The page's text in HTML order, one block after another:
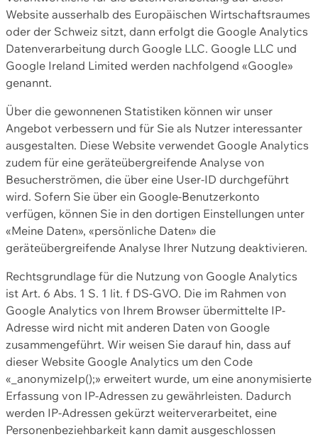
Website ausserhalb des Europäischen Wirtschaftsraumes
oder der Schweiz sitzt, dann erfolgt die Google Analytics
Datenverarbeitung durch Google LLC. Google LLC und
Google Ireland Limited werden nachfolgend «Google»
genannt.
Über die gewonnenen Statistiken können wir unser
Angebot verbessern und für Sie als Nutzer interessanter
ausgestalten. Diese Website verwendet Google Analytics
zudem für eine geräteübergreifende Analyse von
Besucherströmen, die über eine User-ID durchgeführt
wird. Sofern Sie über ein Google-Benutzerkonto
verfügen, können Sie in den dortigen Einstellungen unter
«Meine Daten», «persönliche Daten» die
geräteübergreifende Analyse Ihrer Nutzung deaktivieren.
Rechtsgrundlage für die Nutzung von Google Analytics
ist Art. 6 Abs. 1 S. 1 lit. f DS-GVO. Die im Rahmen von
Google Analytics von Ihrem Browser übermittelte IP-
Adresse wird nicht mit anderen Daten von Google
zusammengeführt. Wir weisen Sie darauf hin, dass auf
dieser Website Google Analytics um den Code
«_anonymizeIp();» erweitert wurde, um eine anonymisierte
Erfassung von IP-Adressen zu gewährleisten. Dadurch
werden IP-Adressen gekürzt weiterverarbeitet, eine
Personenbeziehbarkeit kann damit ausgeschlossen